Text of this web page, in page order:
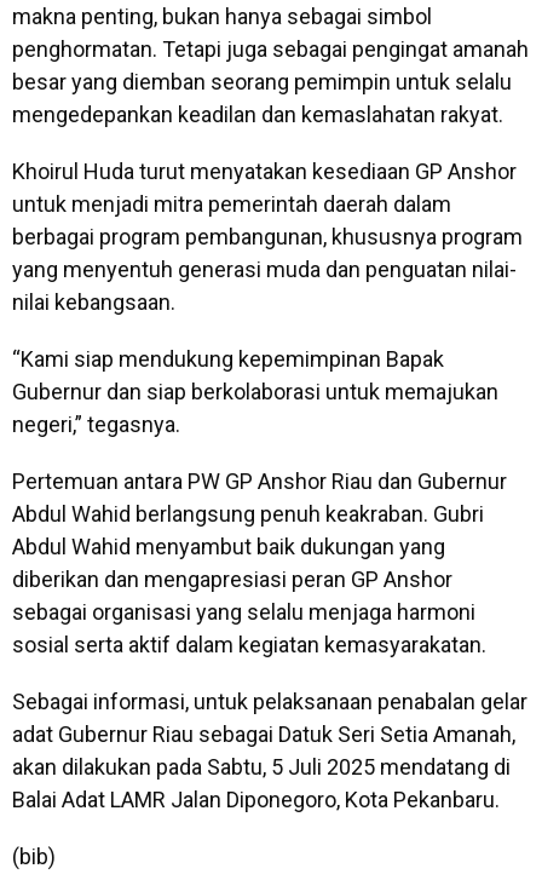
makna penting, bukan hanya sebagai simbol
penghormatan. Tetapi juga sebagai pengingat amanah
besar yang diemban seorang pemimpin untuk selalu
mengedepankan keadilan dan kemaslahatan rakyat.
Khoirul Huda turut menyatakan kesediaan GP Anshor
untuk menjadi mitra pemerintah daerah dalam
berbagai program pembangunan, khususnya program
yang menyentuh generasi muda dan penguatan nilai-
nilai kebangsaan.
“Kami siap mendukung kepemimpinan Bapak
Gubernur dan siap berkolaborasi untuk memajukan
negeri,” tegasnya.
Pertemuan antara PW GP Anshor Riau dan Gubernur
Abdul Wahid berlangsung penuh keakraban. Gubri
Abdul Wahid menyambut baik dukungan yang
diberikan dan mengapresiasi peran GP Anshor
sebagai organisasi yang selalu menjaga harmoni
sosial serta aktif dalam kegiatan kemasyarakatan.
Sebagai informasi, untuk pelaksanaan penabalan gelar
adat Gubernur Riau sebagai Datuk Seri Setia Amanah,
akan dilakukan pada Sabtu, 5 Juli 2025 mendatang di
Balai Adat LAMR Jalan Diponegoro, Kota Pekanbaru.
(bib)